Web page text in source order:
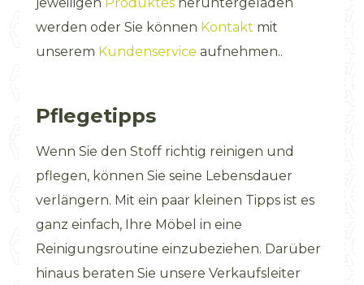
werden oder Sie können Kontakt mit
unserem Kundenservice aufnehmen..
Pflegetipps
Wenn Sie den Stoff richtig reinigen und
pflegen, können Sie seine Lebensdauer
verlängern. Mit ein paar kleinen Tipps ist es
ganz einfach, Ihre Möbel in eine
Reinigungsroutine einzubeziehen. Darüber
hinaus beraten Sie unsere Verkaufsleiter